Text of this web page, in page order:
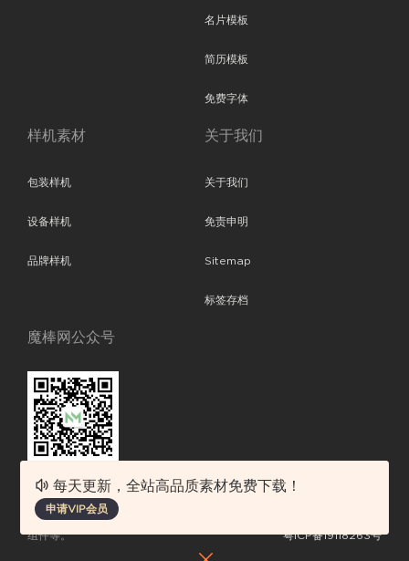
名片模板
简历模板
免费字体
样机素材
包装样机
设备样机
品牌样机
关于我们
关于我们
免责申明
Sitemap
标签存档
魔棒网公众号
魔棒网提供优质设计模板下载，分享优秀的设计。素材包含了APP设计、
平面素材、ppt模板、网页设计、前端代码、样机素材、插画图片、附加
组件等。
粤ICP备19118263号
每天更新，全站高品质素材免费下载！
申请VIP会员